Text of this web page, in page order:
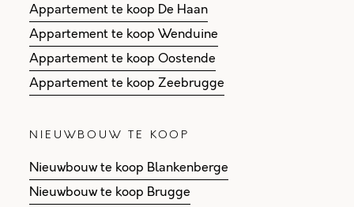
Appartement te koop De Haan
Appartement te koop Wenduine
Appartement te koop Oostende
Appartement te koop Zeebrugge
NIEUWBOUW TE KOOP
Nieuwbouw te koop Blankenberge
Nieuwbouw te koop Brugge